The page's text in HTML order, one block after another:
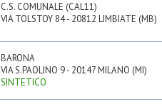
C.S. COMUNALE (CAL11)
VIA TOLSTOY 84 - 20812 LIMBIATE (MB)
BARONA
VIA S.PAOLINO 9 - 20147 MILANO (MI)
SINTETICO